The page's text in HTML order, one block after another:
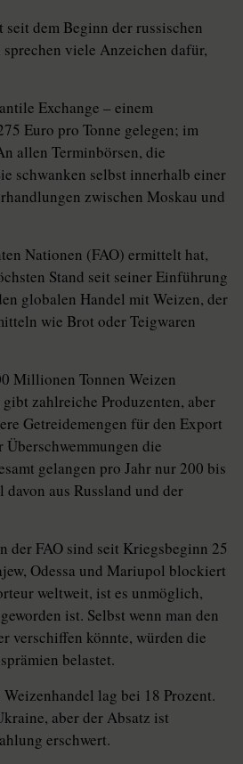
dem Beginn der russischen
viele Anzeichen dafür,
Exchange – einem
Euro pro Tonne gelegen; im
allen Terminbörsen, die
schwanken selbst innerhalb einer
zwischen Moskau und
Nationen (FAO) ermittelt hat,
Stand seit seiner Einführung
globalen Handel mit Weizen, der
wie Brot oder Teigwaren
Mil­lio­nen Tonnen Weizen
gibt zahlreiche Produzenten, aber
Getreidemengen für den Export
die
gelangen pro Jahr nur 200 bis
aus Russland und der
der FAO sind seit Kriegsbeginn 25
Odessa und Mariupol blockiert
weltweit, ist es unmöglich,
ist. Selbst wenn man den
verschiffen könnte, würden die
belastet.
lag bei 18 Prozent.
aber der Absatz ist
erschwert.